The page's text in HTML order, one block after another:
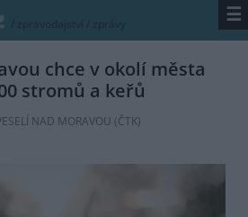
/ zpravodajství / zprávy ☰
chce v okolí města
stromů a keřů
NAD MORAVOU (ČTK)